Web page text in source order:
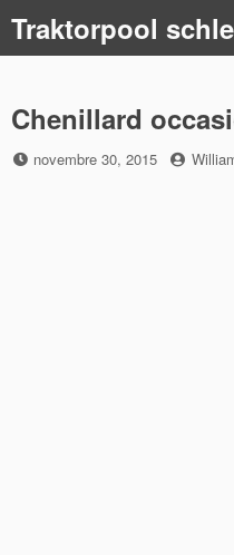
content
Traktorpool
Chenillard
Posted
novembre 30, 2015 by